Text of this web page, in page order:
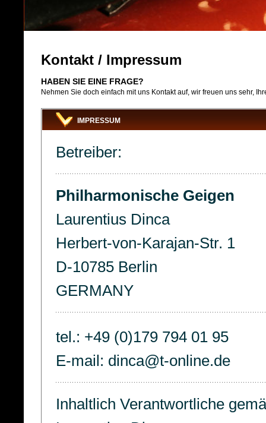
Kontakt / Impressum
HABEN SIE EINE FRAGE?
Nehmen Sie doch einfach mit uns Kontakt auf, wir freuen uns sehr,
IMPRESSUM
Betreiber:
Philharmonische Geigen
Laurentius Dinca
Herbert-von-Karajan-Str. 1
D-10785 Berlin
GERMANY
tel.: +49 (0)179 794 01 95
E-mail: dinca@t-online.de
Inhaltlich Verantwortliche